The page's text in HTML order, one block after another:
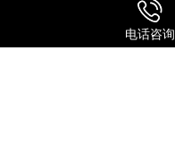
关注我们
电话咨询